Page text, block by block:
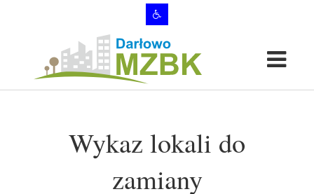
Wykaz lokali do
zamiany